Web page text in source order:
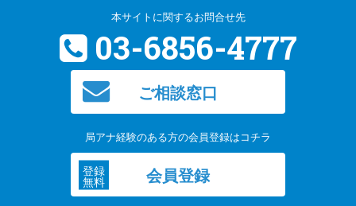
本サイトに関するお問合せ先
03-6856-4777
ご相談窓口
局アナ経験のある方の会員登録はコチラ
登録
無料 会員登録